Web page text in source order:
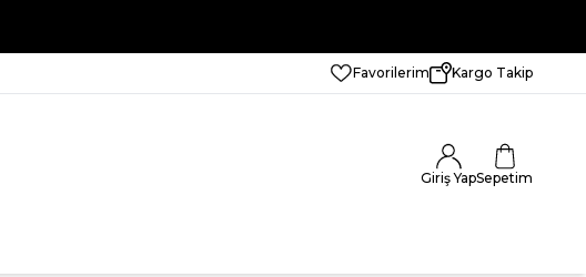
Favorilerim Kargo Takip
Giriş YapSepetim